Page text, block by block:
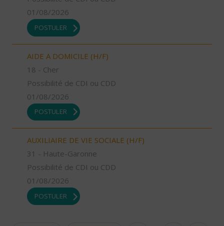
01/08/2026
POSTULER
AIDE A DOMICILE (H/F)
18 - Cher
Possibilité de CDI ou CDD
01/08/2026
POSTULER
AUXILIAIRE DE VIE SOCIALE (H/F)
31 - Haute-Garonne
Possibilité de CDI ou CDD
01/08/2026
POSTULER